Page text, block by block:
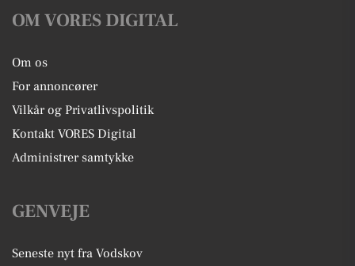
OM VORES DIGITAL
Om os
For annoncører
Vilkår og Privatlivspolitik
Kontakt VORES Digital
Administrer samtykke
GENVEJE
Seneste nyt fra Vodskov